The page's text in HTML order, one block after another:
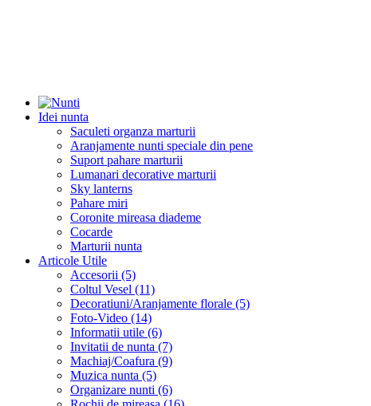
Idei nunta
Saculeti organza marturii
Aranjamente nunti speciale din pene
Suport pahare marturii
Lumanari decorative marturii
Sky lanterns
Pahare miri
Coronite mireasa diademe
Cocarde
Marturii nunta
Articole Utile
Accesorii (5)
Coltul Vesel (11)
Decoratiuni/Aranjamente florale (5)
Foto-Video (14)
Informatii utile (6)
Invitatii de nunta (7)
Machiaj/Coafura (9)
Muzica nunta (5)
Organizare nunti (6)